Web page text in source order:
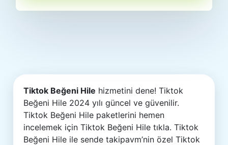
Tiktok Beğeni Hile hizmetini dene! Tiktok
Beğeni Hile 2024 yılı güncel ve güvenilir.
Tiktok Beğeni Hile paketlerini hemen
incelemek için Tiktok Beğeni Hile tıkla. Tiktok
Beğeni Hile ile sende takipavm’nin özel Tiktok